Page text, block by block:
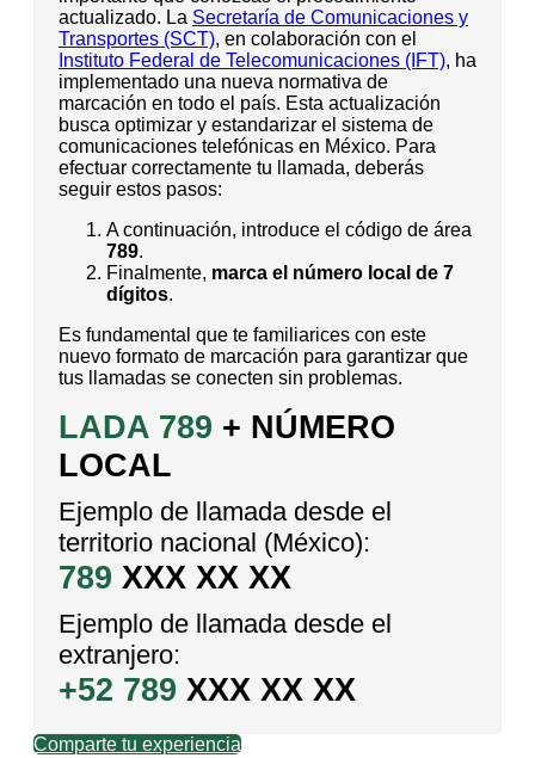
actualizado. La Secretaría de Comunicaciones y
Transportes (SCT), en colaboración con el
Instituto Federal de Telecomunicaciones (IFT), ha
implementado una nueva normativa de
marcación en todo el país. Esta actualización
busca optimizar y estandarizar el sistema de
comunicaciones telefónicas en México. Para
efectuar correctamente tu llamada, deberás
seguir estos pasos:
A continuación, introduce el código de área
789.
Finalmente, marca el número local de 7
dígitos.
Es fundamental que te familiarices con este
nuevo formato de marcación para garantizar que
tus llamadas se conecten sin problemas.
LADA 789 + NÚMERO
LOCAL
Ejemplo de llamada desde el
territorio nacional (México):
789 XXX XX XX
Ejemplo de llamada desde el
extranjero:
+52 789 XXX XX XX
Comparte tu experiencia